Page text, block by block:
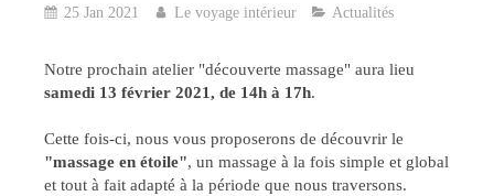
25 Jan 2021 Le voyage intérieur Actualités
Notre prochain atelier "découverte massage" aura lieu
samedi 13 février 2021, de 14h à 17h.
Cette fois-ci, nous vous proposerons de découvrir le
"massage en étoile", un massage à la fois simple et global
et tout à fait adapté à la période que nous traversons.